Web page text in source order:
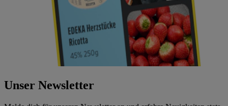
Unser Newsletter